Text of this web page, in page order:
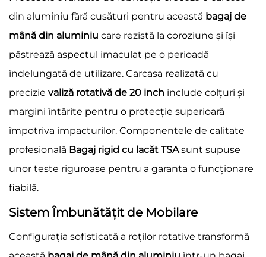
din aluminiu fără cusături pentru această bagaj de
mână din aluminiu care rezistă la coroziune și își
păstrează aspectul imaculat pe o perioadă
îndelungată de utilizare. Carcasa realizată cu
precizie valiză rotativă de 20 inch include colțuri și
margini întărite pentru o protecție superioară
împotriva impacturilor. Componentele de calitate
profesională Bagaj rigid cu lacăt TSAsunt supuse
unor teste riguroase pentru a garanta o funcționare
fiabilă.
Sistem Îmbunătățit de Mobilare
Configurația sofisticată a roților rotative transformă